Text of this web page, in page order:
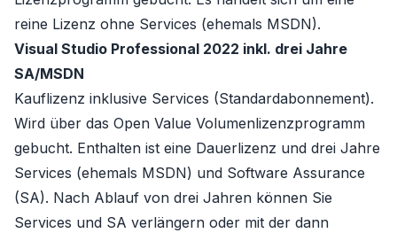
reine Lizenz ohne Services (ehemals MSDN).
Visual Studio Professional 2022 inkl. drei Jahre
SA/MSDN
Kauflizenz inklusive Services (Standardabonnement).
Wird über das Open Value Volumenlizenzprogramm
gebucht. Enthalten ist eine Dauerlizenz und drei Jahre
Services (ehemals MSDN) und Software Assurance
(SA). Nach Ablauf von drei Jahren können Sie
Services und SA verlängern oder mit der dann